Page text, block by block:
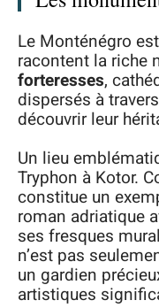
Le Monténégro
racontent la riche
forteresses,
dispersés à
découvrir leur
Un lieu
Tryphon à Kotor.
constitue un
roman adriatique
ses fresques
n’est pas
un gardien
artistiques